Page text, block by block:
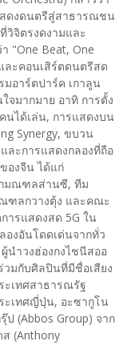
สดงดนตรีสู่สาธารณชน
วิจิตรงดงามและ
"One Beat, One
ละคอนเสิร์ตดนตรีสด
อาร์ตปาร์ค เกาลูน
จมากมาย อาทิ การตั้ง
นได้เล่น, การแสดงบน
Synergy, ขบวน
ละการแสดงกลองที่ถือ
องจีน ได้แก่
กมณฑลส่านซี, ทีม
ณฑลกวางตุ้ง และคณะ
ารแสดงสด 5G ใน
องอันโดดเด่นจากทั่ว
นำวงฮ่องกงไชนีสออ
วมกับศิลปินที่มีชื่อเสียง
ะเทศสาธารณรัฐ
ะเทศญี่ปุ่น, อะซากูโน
ป (Abbos Group) จาก
(Anthony